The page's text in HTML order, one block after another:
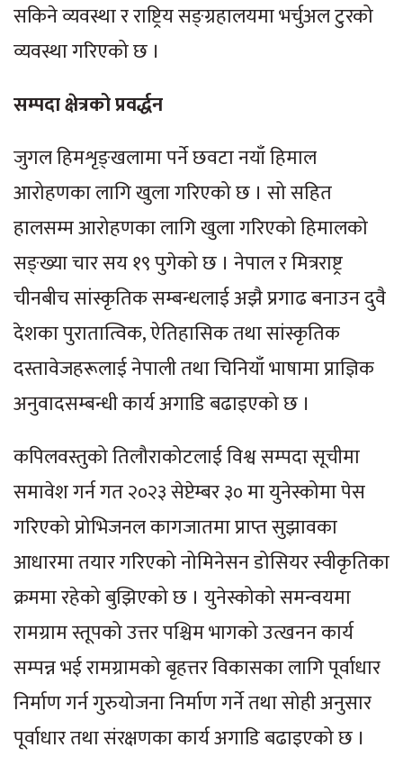
सकिने व्यवस्था र राष्ट्रिय सङ्ग्रहालयमा भर्चुअल टुरको
व्यवस्था गरिएको छ ।
सम्पदा क्षेत्रको प्रवर्द्धन
जुगल हिमशृङ्खलामा पर्ने छवटा नयाँ हिमाल
आरोहणका लागि खुला गरिएको छ । सो सहित
हालसम्म आरोहणका लागि खुला गरिएको हिमालको
सङ्ख्या चार सय १९ पुगेको छ । नेपाल र मित्रराष्ट्र
चीनबीच सांस्कृतिक सम्बन्धलाई अझै प्रगाढ बनाउन दुवै
देशका पुरातात्विक, ऐतिहासिक तथा सांस्कृतिक
दस्तावेजहरूलाई नेपाली तथा चिनियाँ भाषामा प्राज्ञिक
अनुवादसम्बन्धी कार्य अगाडि बढाइएको छ ।
कपिलवस्तुको तिलौराकोटलाई विश्व सम्पदा सूचीमा
समावेश गर्न गत २०२३ सेप्टेम्बर ३० मा युनेस्कोमा पेस
गरिएको प्रोभिजनल कागजातमा प्राप्त सुझावका
आधारमा तयार गरिएको नोमिनेसन डोसियर स्वीकृतिका
क्रममा रहेको बुझिएको छ । युनेस्कोको समन्वयमा
रामग्राम स्तूपको उत्तर पश्चिम भागको उत्खनन कार्य
सम्पन्न भई रामग्रामको बृहत्तर विकासका लागि पूर्वाधार
निर्माण गर्न गुरुयोजना निर्माण गर्ने तथा सोही अनुसार
पूर्वाधार तथा संरक्षणका कार्य अगाडि बढाइएको छ ।